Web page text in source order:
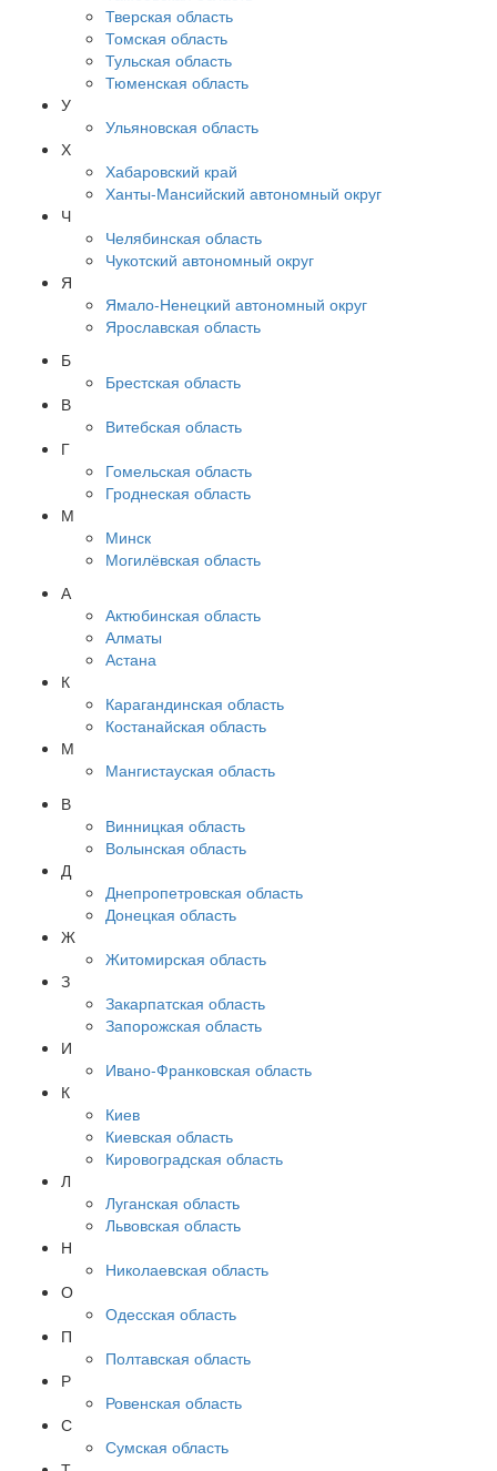
Тверская область
Томская область
Тульская область
Тюменская область
У
Ульяновская область
Х
Хабаровский край
Ханты-Мансийский автономный округ
Ч
Челябинская область
Чукотский автономный округ
Я
Ямало-Ненецкий автономный округ
Ярославская область
Б
Брестская область
В
Витебская область
Г
Гомельская область
Гроднеская область
М
Минск
Могилёвская область
А
Актюбинская область
Алматы
Астана
К
Карагандинская область
Костанайская область
М
Мангистауская область
В
Винницкая область
Волынская область
Д
Днепропетровская область
Донецкая область
Ж
Житомирская область
З
Закарпатская область
Запорожская область
И
Ивано-Франковская область
К
Киев
Киевская область
Кировоградская область
Л
Луганская область
Львовская область
Н
Николаевская область
О
Одесская область
П
Полтавская область
Р
Ровенская область
С
Сумская область